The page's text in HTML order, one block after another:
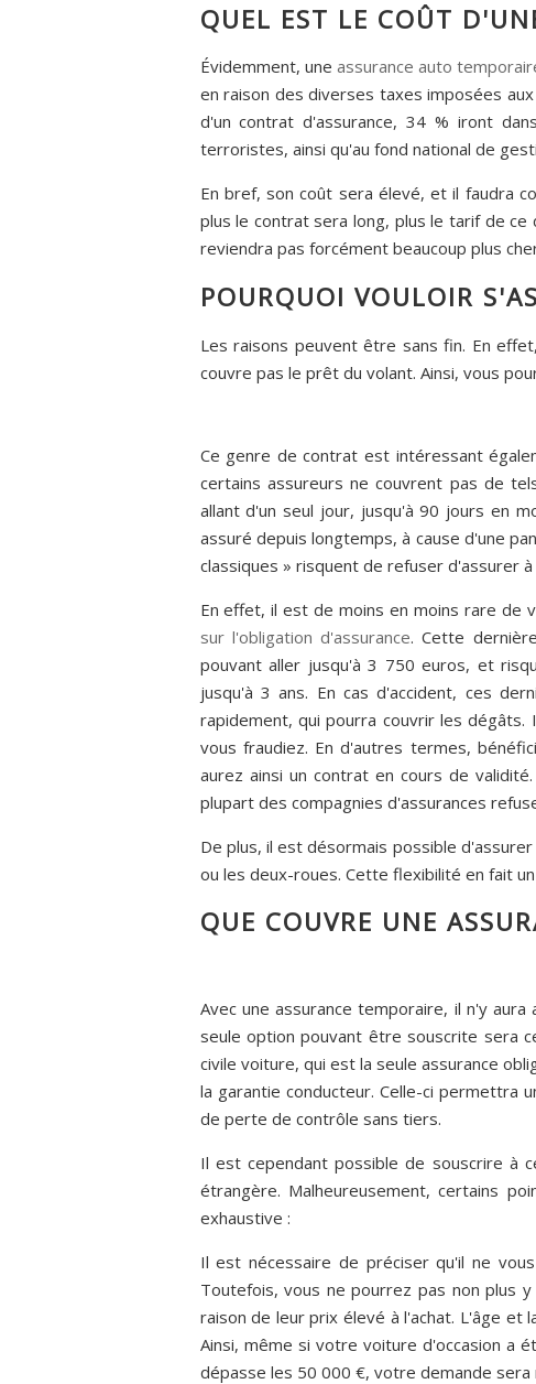
QUEL EST LE COÛT
Évidemment, une assurance auto
en raison des diverses taxes imposées
d'un contrat d'assurance, 34 % iront
terroristes, ainsi qu'au fond national de
En bref, son coût sera élevé, et il faudra
plus le contrat sera long, plus le tarif de
reviendra pas forcément beaucoup plus
POURQUOI VOULOIR
Les raisons peuvent être sans fin. En
couvre pas le prêt du volant. Ainsi, vous
Ce genre de contrat est intéressant
certains assureurs ne couvrent pas de
allant d'un seul jour, jusqu'à 90 jours en
assuré depuis longtemps, à cause d'une
classiques » risquent de refuser d'assurer
En effet, il est de moins en moins rare de
sur l'obligation d'assurance. Cette
pouvant aller jusqu'à 3 750 euros, et
jusqu'à 3 ans. En cas d'accident, ces
rapidement, qui pourra couvrir les
vous fraudiez. En d'autres termes,
aurez ainsi un contrat en cours de
plupart des compagnies d'assurances
De plus, il est désormais possible
ou les deux-roues. Cette flexibilité en fait
QUE COUVRE UNE
Avec une assurance temporaire, il n'y
seule option pouvant être souscrite sera
civile voiture, qui est la seule assurance
la garantie conducteur. Celle-ci permettra
de perte de contrôle sans tiers.
Il est cependant possible de souscrire à
étrangère. Malheureusement, certains
exhaustive :
Il est nécessaire de préciser qu'il ne
Toutefois, vous ne pourrez pas non plus
raison de leur prix élevé à l'achat. L'âge et
Ainsi, même si votre voiture d'occasion a
dépasse les 50 000 €, votre demande